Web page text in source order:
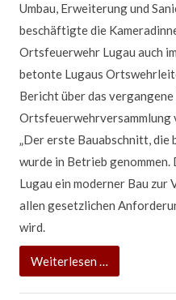
Schlangenlinien auf
ausbrechendes Heck bei
Feuerwehrleute hatten
dabei gelernt. Immerhin
einem
Ortswehrleiter André
Stellvertreter Sven
und Kameraden aus dem
absolvieren durfte.
Weiterlesen …
quer,
mehr!“
Umbau, Erweiterung und
beschäftigte die
Ortsfeuerwehr Lugau auch
betonte Lugaus
Bericht über das vergangene
„Der erste Bauabschnitt,
wurde in Betrieb
Lugau ein moderner Bau zur
allen gesetzlichen
wird.
Weiterlesen …